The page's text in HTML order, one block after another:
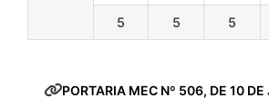
5 5 5
PORTARIA MEC Nº 506, DE 10